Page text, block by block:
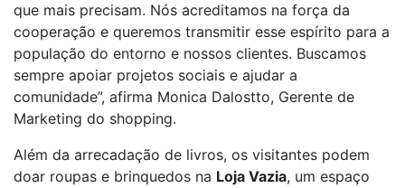
que mais precisam. Nós acreditamos na força da
cooperação e queremos transmitir esse espírito para a
população do entorno e nossos clientes. Buscamos
sempre apoiar projetos sociais e ajudar a
comunidade”, afirma Monica Dalostto, Gerente de
Marketing do shopping.
Além da arrecadação de livros, os visitantes podem
doar roupas e brinquedos na Loja Vazia, um espaço